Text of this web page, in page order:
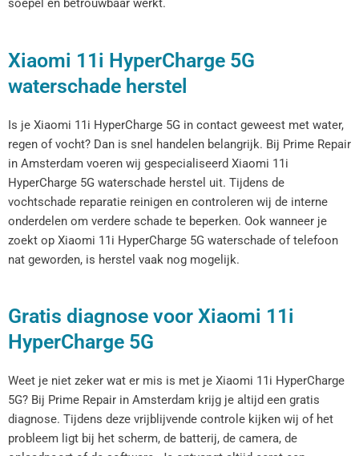
soepel en betrouwbaar werkt.
Xiaomi 11i HyperCharge 5G
waterschade herstel
Is je Xiaomi 11i HyperCharge 5G in contact geweest met water,
regen of vocht? Dan is snel handelen belangrijk. Bij Prime Repair
in Amsterdam voeren wij gespecialiseerd Xiaomi 11i
HyperCharge 5G waterschade herstel uit. Tijdens de
vochtschade reparatie reinigen en controleren wij de interne
onderdelen om verdere schade te beperken. Ook wanneer je
zoekt op Xiaomi 11i HyperCharge 5G waterschade of telefoon
nat geworden, is herstel vaak nog mogelijk.
Gratis diagnose voor Xiaomi 11i
HyperCharge 5G
Weet je niet zeker wat er mis is met je Xiaomi 11i HyperCharge
5G? Bij Prime Repair in Amsterdam krijg je altijd een gratis
diagnose. Tijdens deze vrijblijvende controle kijken wij of het
probleem ligt bij het scherm, de batterij, de camera, de